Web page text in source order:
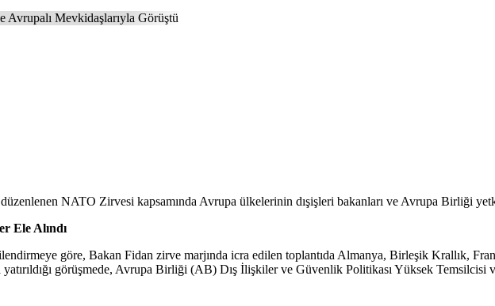
NATO Zirvesi kapsamında Avrupa ülkelerinin dışişleri bakanları ve Avrupa Birliği
Ele Alındı
göre, Bakan Fidan zirve marjında icra edilen toplantıda Almanya, Birleşik Krallık,
görüşmede, Avrupa Birliği (AB) Dış İlişkiler ve Güvenlik Politikası Yüksek Temsilcisi